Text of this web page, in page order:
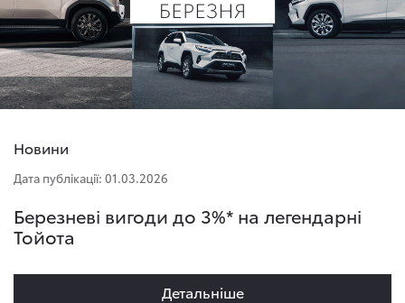
Новини
Дата публікації: 01.03.2026
Березневі вигоди до 3%* на легендарні
Тойота
Детальнiше